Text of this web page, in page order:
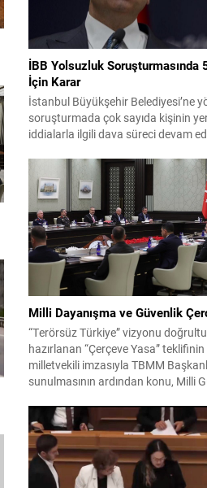
İBB Yolsuzluk Soruşturmasında
İçin Karar
İstanbul Büyükşehir Belediyesi’ne
soruşturmada çok sayıda kişinin yer
iddialarla ilgili dava süreci devam
sanıkların tutukluluk hallerini ayrı ayrı
değerlendirdi. İnceleme sonucunda,
Ekrem İmamoğlu’nun da
hakkında tutukluluk hallerinin
karar verildi. İddialar ve
Soruşturma kapsamında sanıklara
Milli Dayanışma ve Güvenlik
“Terörsüz Türkiye” vizyonu
hazırlanan “Çerçeve Yasa”
milletvekili imzasıyla TBMM
sunulmasının ardından konu, Milli
Toplantı sonrası yayımlanan sekiz
bildiri, ülke güvenliği ve bölgesel
değerlendirmeleri içermektedir.
15 dakika süren oturumun sonuç
terörle mücadele, bölgesel istikrar,...